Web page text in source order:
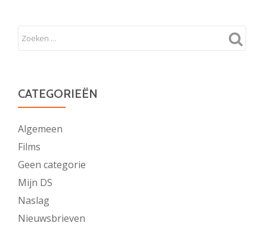
CATEGORIEËN
Algemeen
Films
Geen categorie
Mijn DS
Naslag
Nieuwsbrieven